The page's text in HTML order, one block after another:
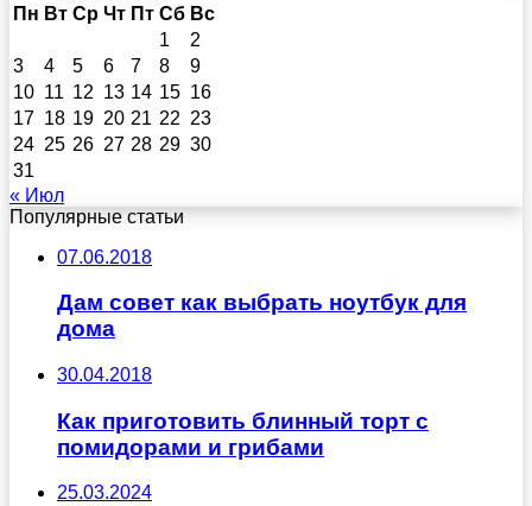
Пн Вт Ср Чт Пт Сб Вс
1
2
3
4 5 6 7 8
9
10 11 12 13 14 15 16
17 18 19 20 21 22 23
24 25 26 27 28 29 30
31
« Июл
Популярные статьи
07.06.2018
Дам совет как выбрать ноутбук для
дома
30.04.2018
Как приготовить блинный торт с
помидорами и грибами
25.03.2024